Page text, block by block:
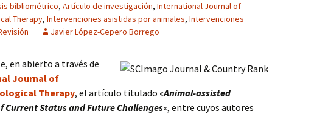
bibliométrico, Artículo de investigación, International Journal of
Therapy, Intervenciones asistidas por animales, Intervenciones
Javier López-Cepero Borrego
en abierto a través de
Journal of
Therapy, el artículo titulado «Animal-assisted
Status and Future Challenges«, entre cuyos autores